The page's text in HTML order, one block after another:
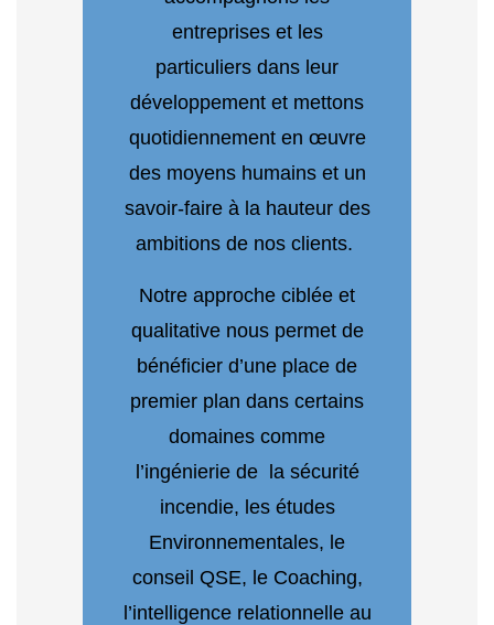
entreprises et les
particuliers dans leur
développement et mettons
quotidiennement en œuvre
des moyens humains et un
savoir-faire à la hauteur des
ambitions de nos clients.
Notre approche ciblée et
qualitative nous permet de
bénéficier d’une place de
premier plan dans certains
domaines comme
l’ingénierie de la sécurité
incendie, les études
Environnementales, le
conseil QSE, le Coaching,
l’intelligence relationnelle au